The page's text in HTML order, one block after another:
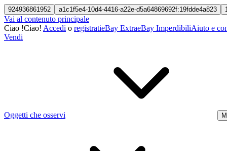
924936861952 a1c1f5e4-10d4-4416-a22e-d5a64869692f:19fdde4a823
Vai al contenuto principale
Ciao !Ciao! Accedi o registratieBay ExtraeBay ImperdibiliAiuto e
Vendi
Oggetti che osservi